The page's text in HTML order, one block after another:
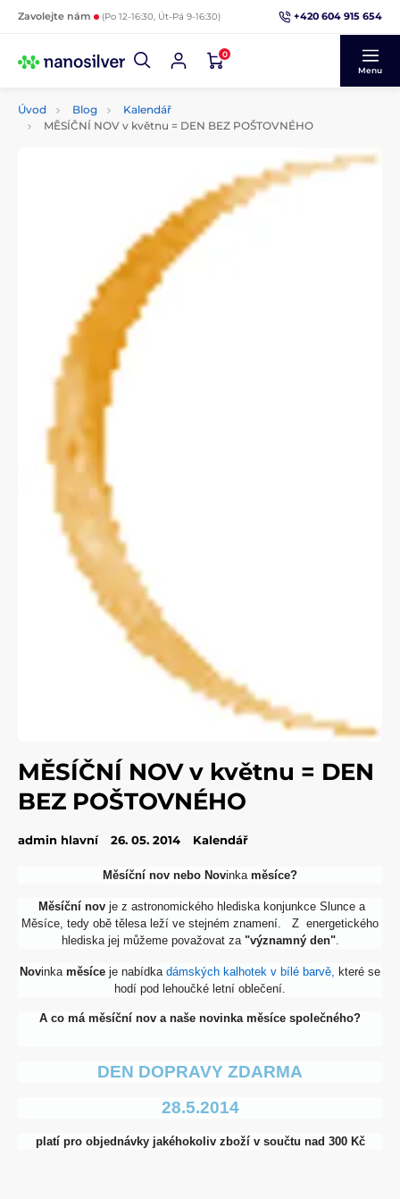
Zavolejte nám (Po 12-16:30, Út-Pá 9-16:30) +420 604 915 654
0
Menu
Úvod Blog
Kalendář
MĚSÍČNÍ NOV v květnu = DEN BEZ POŠTOVNÉHO
MĚSÍČNÍ NOV v květnu = DEN
BEZ POŠTOVNÉHO
admin hlavní 26. 05. 2014 Kalendář
Měsíční nov nebo Novinkaměsíce?
Měsíční nov je z astronomického hlediska konjunkce Slunce a
Měsíce, tedy obě tělesa leží ve stejném znamení. Z energetického
hlediska jej můžeme považovat za "významný den".
Novinkaměsíce je nabídka dámských kalhotek v bílé barvě, které se
hodí pod lehoučké letní oblečení.
A co má měsíční nov a naše novinka měsíce společného?
DEN DOPRAVY ZDARMA
28.5.2014
platí pro objednávky jakéhokoliv zboží v součtu nad 300 Kč